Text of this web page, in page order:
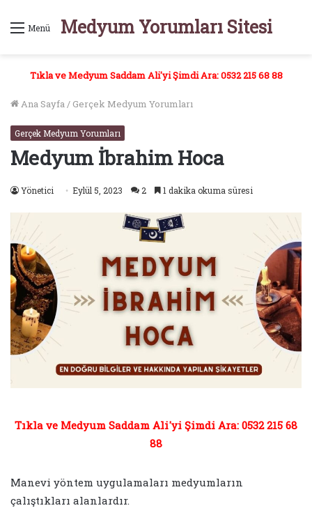
Menü Medyum Yorumları Sitesi
Tıkla ve Medyum Saddam Ali'yi Şimdi Ara: 0532 215 68 88
Ana Sayfa/ Gerçek Medyum Yorumları
Gerçek Medyum Yorumları
Medyum İbrahim Hoca
Yönetici Eylül 5, 2023 2 1 dakika okuma süresi
Tıkla ve Medyum Saddam Ali'yi Şimdi Ara: 0532 215 68
88
Manevi yöntem uygulamaları medyumların
çalıştıkları alanlardır.